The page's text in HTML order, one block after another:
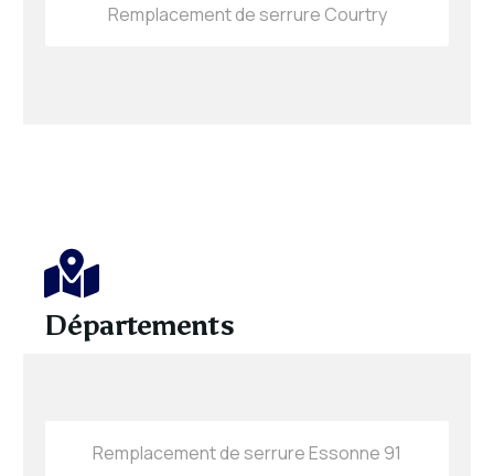
Remplacement de serrure Courtry
Départements
Remplacement de serrure Essonne 91